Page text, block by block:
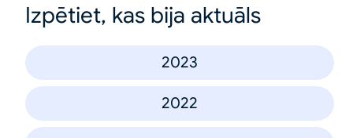
Izpētiet, kas bija aktuāls
2023
2022